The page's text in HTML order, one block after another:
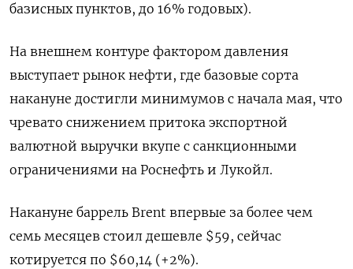
базисных пунктов, до 16% годовых).
На внешнем контуре фактором давления
выступает рынок нефти, где базовые сорта
накануне достигли минимумов с начала мая, что
чревато снижением притока экспортной
валютной выручки вкупе с санкционными
ограничениями на Роснефть и Лукойл.
Накануне баррель Brent впервые за более чем
семь месяцев стоил дешевле $59, сейчас
котируется по $60,14 (+2%).